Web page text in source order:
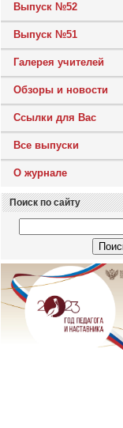
Выпуск №52
Выпуск №51
Галерея учителей
Обзоры и новости
Ссылки для Вас
Все выпуски
О журнале
Поиск по сайту